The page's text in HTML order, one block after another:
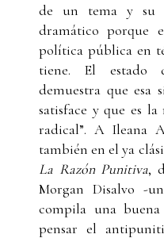
de un tema y su
dramático porque
política pública en
tiene. El estado
demuestra que esa
satisface y que es
radical”. A Ileana
también en el ya
La Razón Punitiva,
Morgan Disalvo -
compila una
pensar el